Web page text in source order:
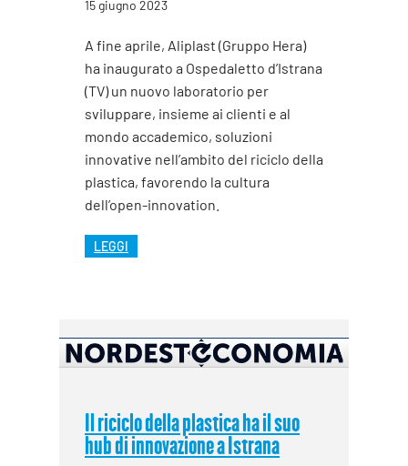
15 giugno 2023
A fine aprile, Aliplast (Gruppo Hera)
ha inaugurato a Ospedaletto d’Istrana
(TV) un nuovo laboratorio per
sviluppare, insieme ai clienti e al
mondo accademico, soluzioni
innovative nell’ambito del riciclo della
plastica, favorendo la cultura
dell’open-innovation.
LEGGI
Il riciclo della plastica ha il suo
hub di innovazione a Istrana